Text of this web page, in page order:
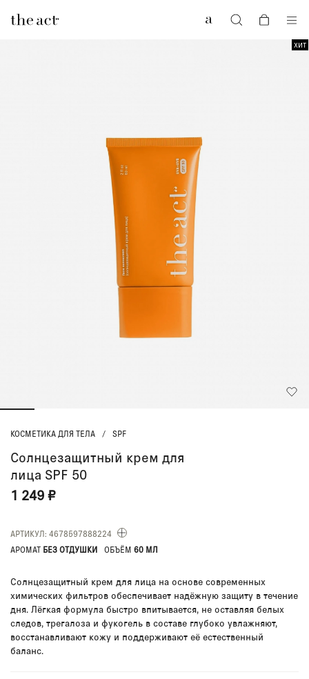
ХИТ
КОСМЕТИКА ДЛЯ ТЕЛА / SPF
Солнцезащитный крем для
лица SPF 50
1 249 ₽
АРТИКУЛ: 4678597888224
АРОМАТ БЕЗ ОТДУШКИ ОБЪЁМ 60 МЛ
Солнцезащитный крем для лица на основе современных
химических фильтров обеспечивает надёжную защиту в течение
дня. Лёгкая формула быстро впитывается, не оставляя белых
следов, трегалоза и фукогель в составе глубоко увлажняют,
восстанавливают кожу и поддерживают её естественный
баланс.